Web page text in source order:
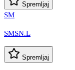
Spremljaj
SM
SMSN.L
Spremljaj